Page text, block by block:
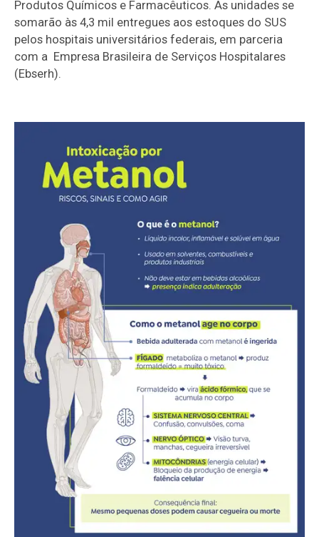
Produtos Químicos e Farmacêuticos. As unidades se
somarão às 4,3 mil entregues aos estoques do SUS
pelos hospitais universitários federais, em parceria
com a Empresa Brasileira de Serviços Hospitalares
(Ebserh).